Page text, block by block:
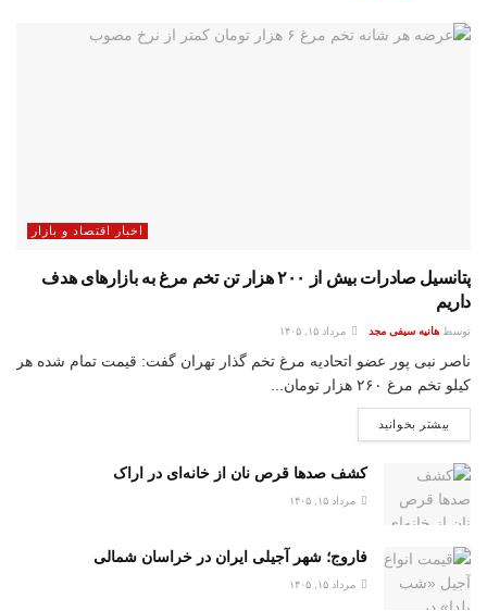
اخبار اقتصاد و بازار
پتانسیل صادرات بیش از ۲۰۰ هزار تن تخم مرغ به بازار‌های هدف
داریم
توسط هانیه سیفی مجد مرداد ۱۵, ۱۴۰۵
ناصر نبی پور عضو اتحادیه مرغ تخم گذار تهران گفت: قیمت تمام شده هر
کیلو تخم مرغ ۲۶۰ هزار تومان...
بیشتر بخوانید
کشف صدها قرص نان از خانه‌ای در اراک
مرداد ۱۵, ۱۴۰۵
فاروج؛ شهر آجیلی ایران در خراسان شمالی
مرداد ۱۵, ۱۴۰۵